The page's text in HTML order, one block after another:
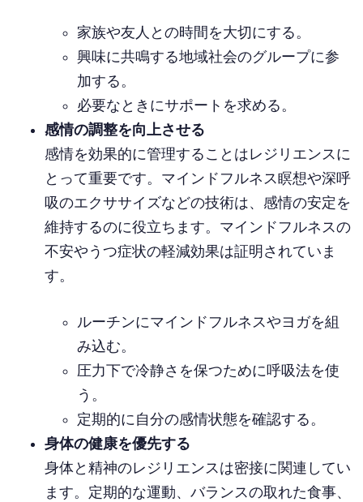
家族や友人との時間を大切にする。
興味に共鳴する地域社会のグループに参
加する。
必要なときにサポートを求める。
感情の調整を向上させる
感情を効果的に管理することはレジリエンスに
とって重要です。マインドフルネス瞑想や深呼
吸のエクササイズなどの技術は、感情の安定を
維持するのに役立ちます。マインドフルネスの
不安やうつ症状の軽減効果は証明されていま
す。
ルーチンにマインドフルネスやヨガを組
み込む。
圧力下で冷静さを保つために呼吸法を使
う。
定期的に自分の感情状態を確認する。
身体の健康を優先する
身体と精神のレジリエンスは密接に関連してい
ます。定期的な運動、バランスの取れた食事、